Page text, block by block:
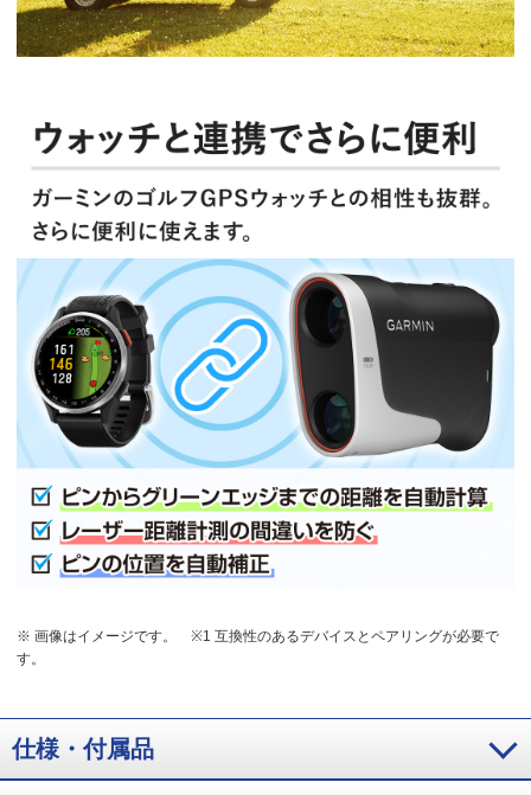
※ 画像はイメージです。
※1 互換性のあるデバイスとペアリングが必要で
す。
仕様・付属品